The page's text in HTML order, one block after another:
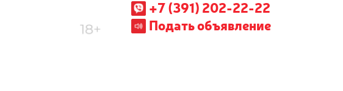
+7 (391) 202-22-22
Подать объявление